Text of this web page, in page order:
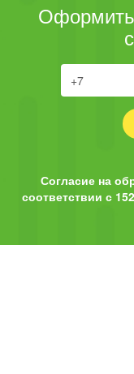
Оформить
Согласие на
соответствии с